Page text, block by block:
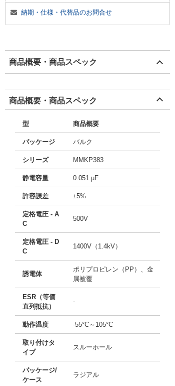
納期・仕様・代替品のお問合せ
商品概要・商品スペック
商品概要・商品スペック
型 商品概要
パッケージ バルク
シリーズ MMKP383
静電容量 0.051 µF
許容誤差 ±5%
定格電圧 - A
C
500V
定格電圧 - D
C
1400V（1.4kV）
誘電体
ポリプロピレン（PP）、金
属被覆
ESR（等価
直列抵抗）
-
動作温度 -55°C～105°C
取り付けタ
イプ
スルーホール
パッケージ/
ケース
ラジアル